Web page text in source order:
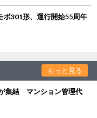
301形、運行開始55周年
もっと見る
集結 マンション管理代